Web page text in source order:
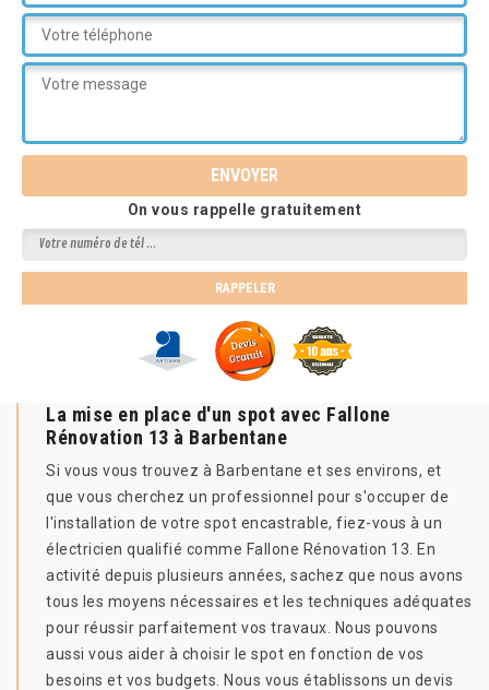
On vous rappelle gratuitement
La mise en place d'un spot avec Fallone
Rénovation 13 à Barbentane
Si vous vous trouvez à Barbentane et ses environs, et
que vous cherchez un professionnel pour s'occuper de
l'installation de votre spot encastrable, fiez-vous à un
électricien qualifié comme Fallone Rénovation 13. En
activité depuis plusieurs années, sachez que nous avons
tous les moyens nécessaires et les techniques adéquates
pour réussir parfaitement vos travaux. Nous pouvons
aussi vous aider à choisir le spot en fonction de vos
besoins et vos budgets. Nous vous établissons un devis